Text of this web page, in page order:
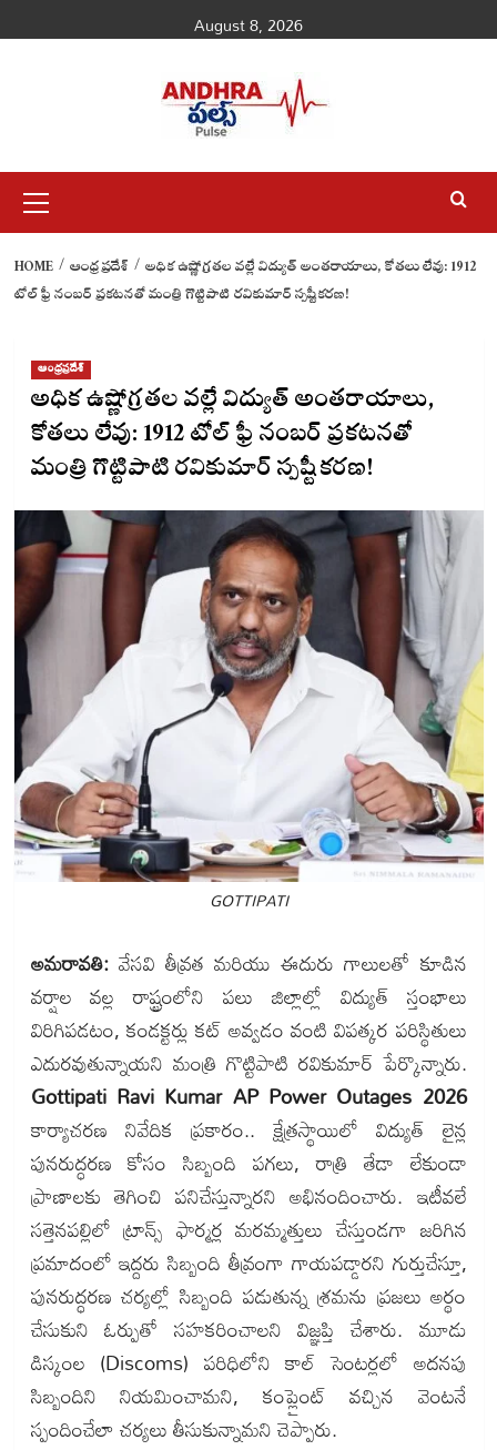
to
August 8, 2026
Menu
HOME ఆంధ్రప్రదేశ్
అధిక ఉష్ణోగ్రతల వల్లే విద్యుత్ అంతరాయాలు, కోతలు లేవు: 1912
టోల్ ఫ్రీ నంబర్ ప్రకటనతో మంత్రి గొట్టిపాటి రవికుమార్ స్పష్టీకరణ!
ఆంధ్రప్రదేశ్
అధిక ఉష్ణోగ్రతల వల్లే విద్యుత్ అంతరాయాలు,
కోతలు లేవు: 1912 టోల్ ఫ్రీ నంబర్ ప్రకటనతో
మంత్రి గొట్టిపాటి రవికుమార్ స్పష్టీకరణ!
GOTTIPATI
అమరావతి:వేసవి తీవ్రత మరియు ఈదురు గాలులతో కూడిన
వర్షాల వల్ల రాష్ట్రంలోని పలు జిల్లాల్లో విద్యుత్ స్తంభాలు
విరిగిపడటం, కండక్టర్లు కట్ అవ్వడం వంటి విపత్కర పరిస్థితులు
ఎదురవుతున్నాయని మంత్రి గొట్టిపాటి రవికుమార్ పేర్కొన్నారు.
Gottipati Ravi Kumar AP Power Outages 2026
కార్యాచరణ నివేదిక ప్రకారం.. క్షేత్రస్థాయిలో విద్యుత్ లైన్ల
పునరుద్ధరణ కోసం సిబ్బంది పగలు, రాత్రి తేడా లేకుండా
ప్రాణాలకు తెగించి పనిచేస్తున్నారని అభినందించారు. ఇటీవలే
సత్తెనపల్లిలో ట్రాన్స్ ఫార్మర్ల మరమ్మత్తులు చేస్తుండగా జరిగిన
ప్రమాదంలో ఇద్దరు సిబ్బంది తీవ్రంగా గాయపడ్డారని గుర్తుచేస్తూ,
పునరుద్ధరణ చర్యల్లో సిబ్బంది పడుతున్న శ్రమను ప్రజలు అర్థం
చేసుకుని ఓర్పుతో సహకరించాలని విజ్ఞప్తి చేశారు. మూడు
డిస్కంల (Discoms) పరిధిలోని కాల్ సెంటర్లలో అదనపు
సిబ్బందిని నియమించామని, కంప్లైంట్ వచ్చిన వెంటనే
స్పందించేలా చర్యలు తీసుకున్నామని చెప్పారు.